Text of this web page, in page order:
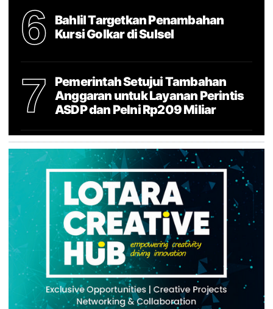
6
Bahlil Targetkan Penambahan
Kursi Golkar di Sulsel
7
Pemerintah Setujui Tambahan
Anggaran untuk Layanan Perintis
ASDP dan Pelni Rp209 Miliar